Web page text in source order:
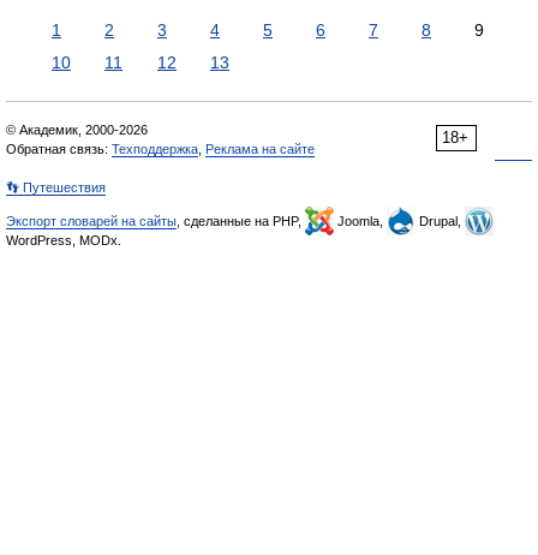
1 2 3 4 5 6 7 8
9
10
11 12 13
18+
© Академик, 2000-2026
Обратная связь: Техподдержка Реклама на сайте
👣 Путешествия
Экспорт словарей на сайты , сделанные на PHP, Joomla,
Drupal,
WordPress, MODx.